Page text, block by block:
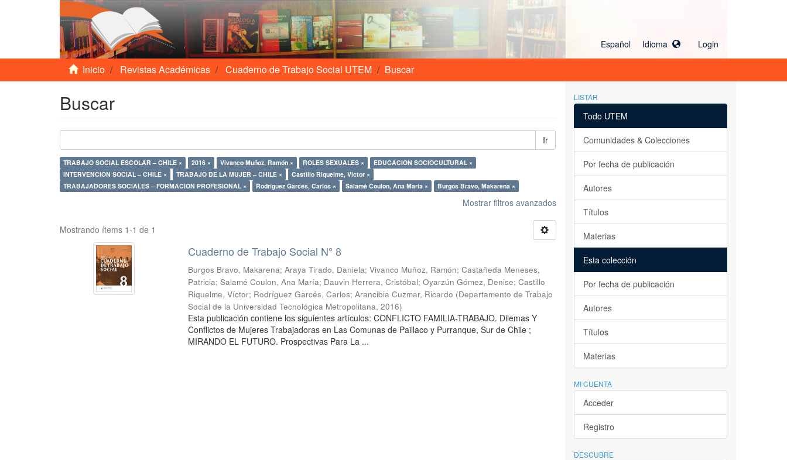
Español Idioma Login
Inicio Revistas Académicas Cuaderno de Trabajo Social UTEM Buscar
Buscar
Ir
TRABAJO SOCIAL ESCOLAR – CHILE × 2016 × Vivanco Muñoz, Ramón × ROLES SEXUALES ×
EDUCACION SOCIOCULTURAL ×
INTERVENCION SOCIAL – CHILE ×
TRABAJO DE LA MUJER – CHILE ×
Castillo Riquelme, Víctor ×
TRABAJADORES SOCIALES – FORMACION PROFESIONAL ×
Rodríguez Garcés, Carlos × Salamé Coulon, Ana María × Burgos Bravo, Makarena ×
Mostrar filtros avanzados
Mostrando ítems 1-1 de 1
Cuaderno de Trabajo Social N° 8
Burgos Bravo, Makarena;Araya Tirado, Daniela;Vivanco Muñoz, Ramón;Castañeda Meneses,
Patricia;Salamé Coulon, Ana María; Dauvin Herrera, Cristóbal;Oyarzún Gómez, Denise;Castillo
Riquelme, Víctor; Rodríguez Garcés, Carlos;Arancibia Cuzmar, Ricardo (Departamento de Trabajo
Social de la Universidad Tecnológica Metropolitana,2016)
Esta publicación contiene los siguientes artículos: CONFLICTO FAMILIA-TRABAJO. Dilemas Y
Conflictos de Mujeres Trabajadoras en Las Comunas de Paillaco y Purranque, Sur de Chile ;
MIRANDO EL FUTURO. Prospectivas Para La ...
LISTAR
Todo UTEM
Comunidades & Colecciones
Por fecha de publicación
Autores
Títulos
Materias
Esta colección
Por fecha de publicación
Autores
Títulos
Materias
MI CUENTA
Acceder
Registro
DESCUBRE